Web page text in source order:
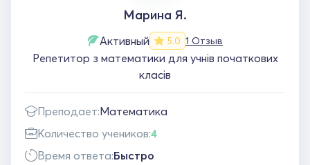
Марина Я.
Активный 5.0 1 Отзыв
Репетитор з математики для учнів початкових
класів
Преподает:Математика
Количество учеников:4
Время ответа:Быстро